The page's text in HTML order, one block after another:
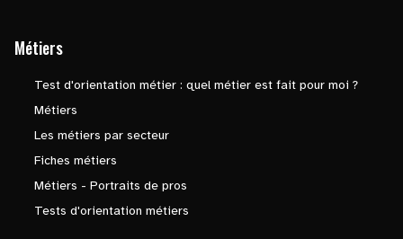
Métiers
Test d'orientation métier : quel métier est fait pour moi ?
Métiers
Les métiers par secteur
Fiches métiers
Métiers - Portraits de pros
Tests d'orientation métiers